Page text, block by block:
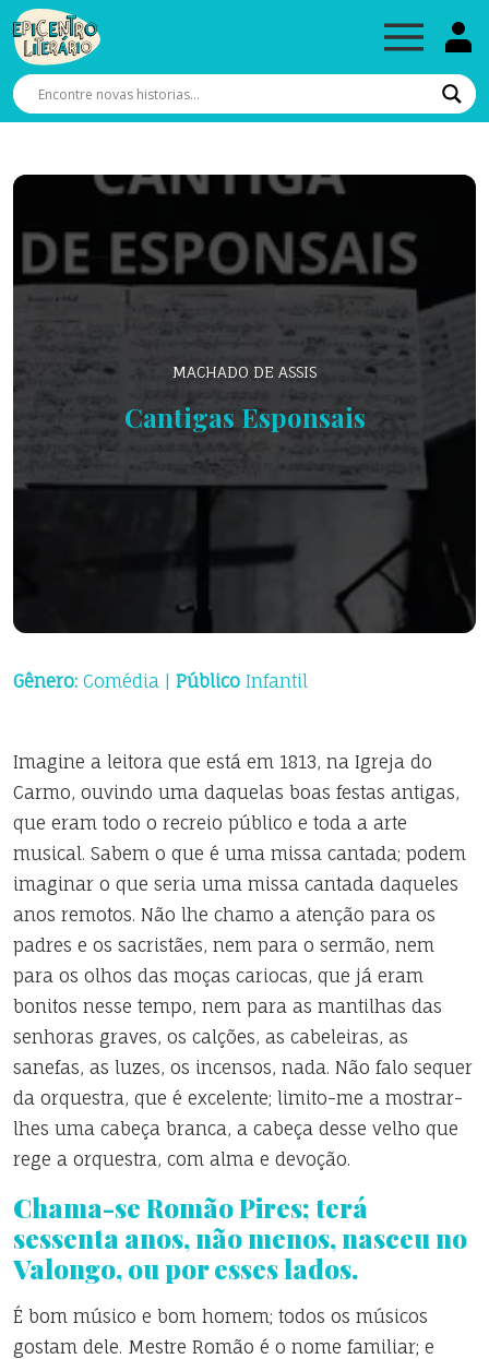
MACHADO DE ASSIS
Cantigas Esponsais
Gênero: Comédia | Público Infantil
Imagine a leitora que está em 1813, na Igreja do
Carmo, ouvindo uma daquelas boas festas antigas,
que eram todo o recreio público e toda a arte
musical. Sabem o que é uma missa cantada; podem
imaginar o que seria uma missa cantada daqueles
anos remotos. Não lhe chamo a atenção para os
padres e os sacristães, nem para o sermão, nem
para os olhos das moças cariocas, que já eram
bonitos nesse tempo, nem para as mantilhas das
senhoras graves, os calções, as cabeleiras, as
sanefas, as luzes, os incensos, nada. Não falo sequer
da orquestra, que é excelente; limito-me a mostrar-
lhes uma cabeça branca, a cabeça desse velho que
rege a orquestra, com alma e devoção.
Chama-se Romão Pires; terá
sessenta anos, não menos, nasceu no
Valongo, ou por esses lados.
É bom músico e bom homem; todos os músicos
gostam dele. Mestre Romão é o nome familiar; e